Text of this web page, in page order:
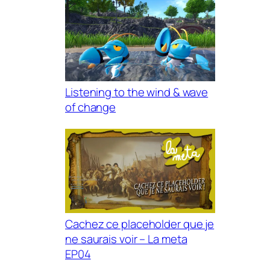
Listening to the wind & wave
of change
Cachez ce placeholder que je
ne saurais voir – La meta
EP04